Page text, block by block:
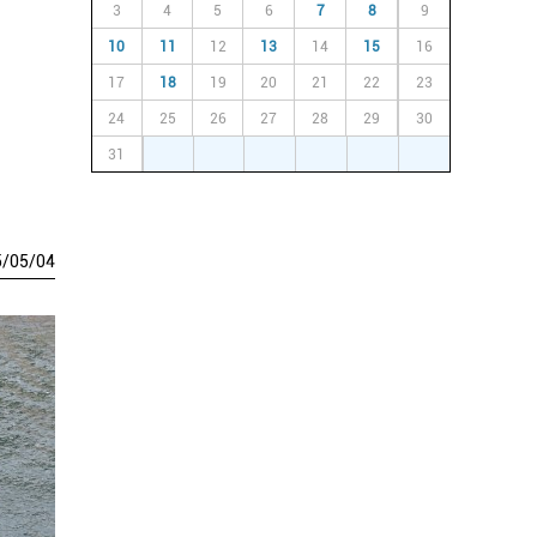
/05/04
3 4 5 6 7 8 9
10 11 12 13 14 15 16
17 18 19 20 21 22 23
24 25 26 27 28 29 30
31